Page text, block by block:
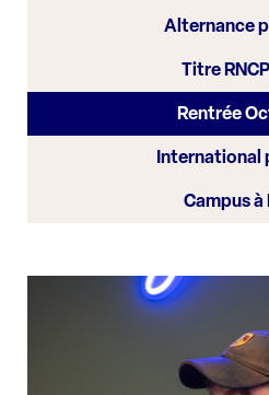
Alternance
Titre
Rentrée
International
Campus à